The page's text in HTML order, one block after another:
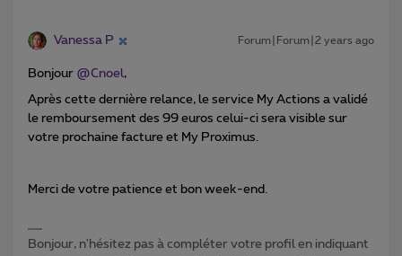
Vanessa P Forum|Forum|2 years ago
Bonjour @Cnoel,
Après cette dernière relance, le service My Actions a validé
le remboursement des 99 euros celui-ci sera visible sur
votre prochaine facture et My Proximus.
Merci de votre patience et bon week-end.
Bonjour, n'hésitez pas à compléter votre profil en indiquant